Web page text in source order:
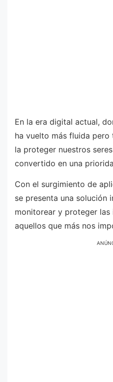
En la era digital actual,
ha vuelto más fluida pero
la proteger nuestros
convertido en una
Con el surgimiento de
se presenta una solución
monitorear y proteger las
aquellos que más nos